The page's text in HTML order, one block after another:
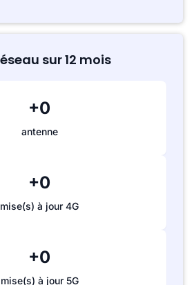
sur 12 mois
+0
antenne
+0
mise(s) à jour 4G
+0
mise(s) à jour 5G